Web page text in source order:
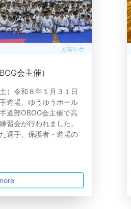
お知らせ
会主催）
）令和８年１月３１日
道場、ゆうゆうホール
道部OBOG会主催で高
習会が行われました。
選手、保護者・道場の